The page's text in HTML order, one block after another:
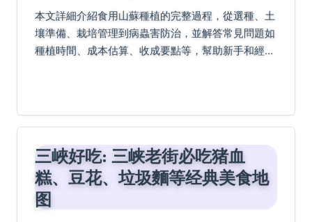
本文詳細介紹食用山蘇種植的完整過程，從選種、土
壤準備、栽培管理到病蟲害防治，並解答常見問題如
種植時間、成本估算、收成要點等，幫助新手和經驗
三峽好吃: 三峡老街必吃猪血
糕、豆花、垃圾麵等经典美食地
图